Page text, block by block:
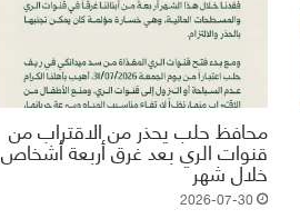
محافظ حلب يحذر من الاقتراب من
قنوات الري بعد غرق أربعة أشخاص
خلال شهر
2026-07-30